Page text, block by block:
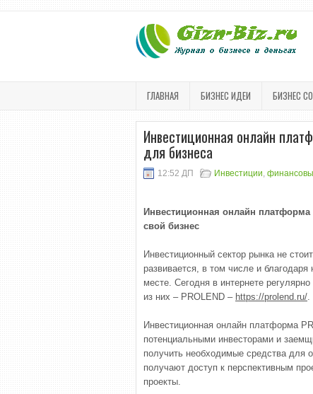
ГЛАВНАЯ БИЗНЕС ИДЕИ БИЗНЕС
Инвестиционная онлайн
для бизнеса
12:52 ДП Инвестиции,
Инвестиционная онлайн
свой бизнес
Инвестиционный сектор рынка не
развивается, в том числе и
месте. Сегодня в интернете
из них – PROLEND – https://prolend.ru/.
Инвестиционная онлайн платформа
потенциальными инвесторами и
получить необходимые средства для
получают доступ к перспективным
проекты.